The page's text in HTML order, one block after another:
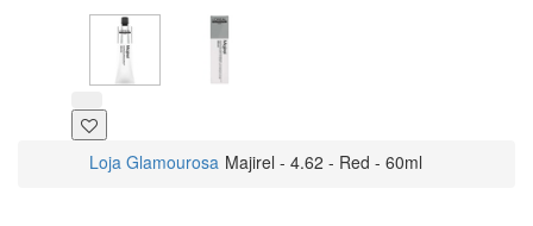
Loja Glamourosa Majirel - 4.62 - Red - 60ml